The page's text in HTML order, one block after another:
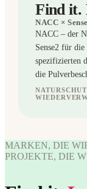
Find it.
NACC ×
NACC – der
Sense2 für
spezifizierten
die
WORK
WE'VE
LOVED
WORK
MARKEN, DIE
PROJEKTE, DIE